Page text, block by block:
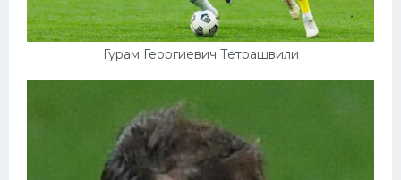
Гурам Георгиевич Тетрашвили